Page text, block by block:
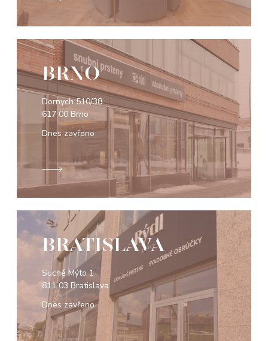
BRNO
Dornych 510/38
617 00 Brno
Dnes zavřeno
BRATISLAVA
Suché Mýto 1
811 03 Bratislava
Dnes zavřeno